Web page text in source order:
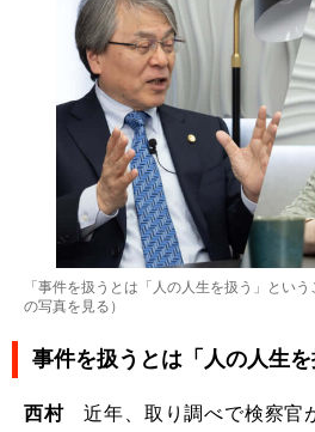
「事件を扱うとは「人の人生を扱う」とい
の写真を見る ）
事件を扱うとは「人の人生
西村近年、取り調べで検察官